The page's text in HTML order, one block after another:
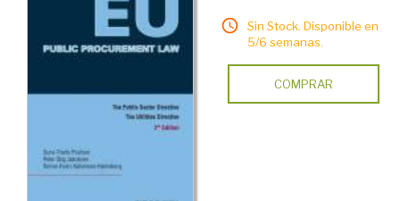
Sin Stock. Disponible en
5/6 semanas.
COMPRAR